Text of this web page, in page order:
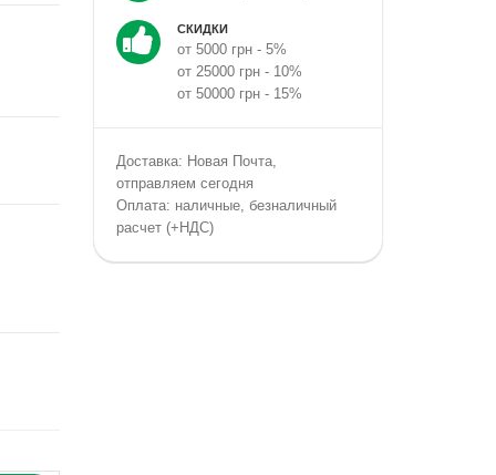
СКИДКИ
от 5000 грн - 5%
от 25000 грн - 10%
от 50000 грн - 15%
Доставка: Новая Почта,
отправляем сегодня
Оплата: наличные, безналичный
расчет (+НДС)